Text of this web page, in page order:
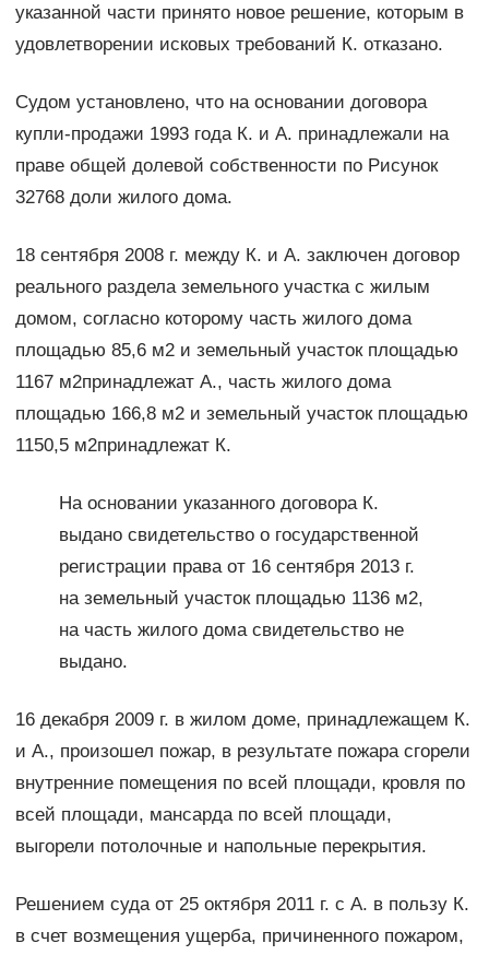
указанной части принято новое решение, которым в
удовлетворении исковых требований К. отказано.
Судом установлено, что на основании договора
купли-продажи 1993 года К. и А. принадлежали на
праве общей долевой собственности по Рисунок
32768 доли жилого дома.
18 сентября 2008 г. между К. и А. заключен договор
реального раздела земельного участка с жилым
домом, согласно которому часть жилого дома
площадью 85,6 м2 и земельный участок площадью
1167 м2принадлежат А., часть жилого дома
площадью 166,8 м2 и земельный участок площадью
1150,5 м2принадлежат К.
На основании указанного договора К.
выдано свидетельство о государственной
регистрации права от 16 сентября 2013 г.
на земельный участок площадью 1136 м2,
на часть жилого дома свидетельство не
выдано.
16 декабря 2009 г. в жилом доме, принадлежащем К.
и А., произошел пожар, в результате пожара сгорели
внутренние помещения по всей площади, кровля по
всей площади, мансарда по всей площади,
выгорели потолочные и напольные перекрытия.
Решением суда от 25 октября 2011 г. с А. в пользу К.
в счет возмещения ущерба, причиненного пожаром,